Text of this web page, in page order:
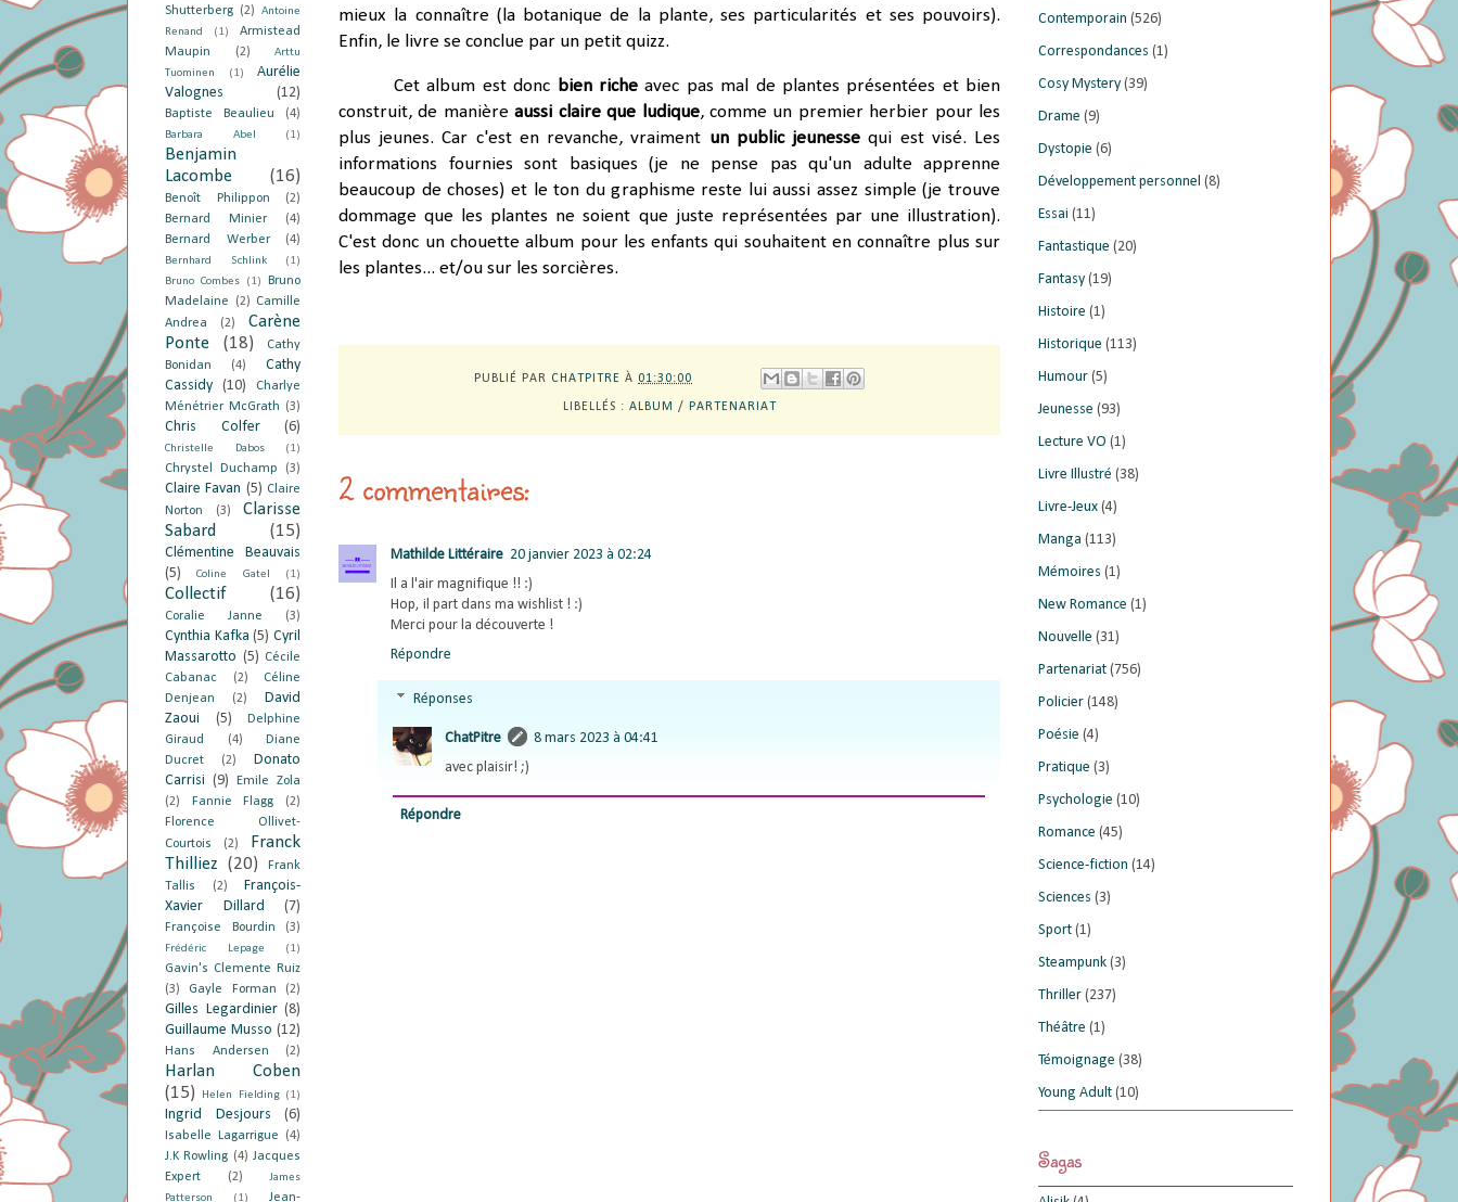
mieux la connaître (la botanique de la plante, ses particularités et ses pouvoirs).
Enfin, le livre se conclue par un petit quizz.
Cet album est donc bien richeavec pas mal de plantes présentées et bien
construit, de manièreaussi claire que ludique, comme un premier herbier pour les
plus jeunes. Car c'est en revanche, vraiment un public jeunessequi est visé. Les
informations fournies sont basiques (je ne pense pas qu'un adulte apprenne
beaucoup de choses) et le ton du graphisme reste lui aussi assez simple (je trouve
dommage que les plantes ne soient que juste représentées par une illustration).
C'est donc un chouette album pour les enfants qui souhaitent en connaître plus sur
les plantes... et/ou sur les sorcières.
PUBLIÉ PAR CHATPITRE À 01:30:00
LIBELLÉS : ALBUM / PARTENARIAT
2 commentaires:
Mathilde Littéraire 20 janvier 2023 à 02:24
Il a l'air magnifique !! :)
Hop, il part dans ma wishlist ! :)
Merci pour la découverte !
Répondre
Réponses
ChatPitre
8 mars 2023 à 04:41
avec plaisir! ;)
Répondre
Shutterberg (2)
Antoine
Renand
(1)
Armistead
Maupin
(2)
Arttu
Tuominen
(1)
Aurélie
Valognes
(12)
Baptiste Beaulieu (4)
Barbara Abel (1)
Benjamin
Lacombe
(16)
Benoît Philippon
(2)
Bernard Minier
(4)
Bernard Werber
(4)
Bernhard Schlink
(1)
Bruno Combes
(1)
Bruno
Madelaine
(2) Camille
Andrea
(2)
Carène
Ponte
(18)
Cathy
Bonidan
(4)
Cathy
Cassidy (10)
Charlye
Ménétrier McGrath (3)
Chris Colfer (6)
Christelle Dabos (1)
Chrystel Duchamp (3)
Claire Favan (5) Claire
Norton
(3)
Clarisse
Sabard
(15)
Clémentine Beauvais
(5)
Coline Gatel (1)
Collectif (16)
Coralie Janne (3)
Cynthia Kafka (5) Cyril
Massarotto (5) Cécile
Cabanac
(2)
Céline
Denjean
(2)
David
Zaoui
(5)
Delphine
Giraud
(4)
Diane
Ducret
(2)
Donato
Carrisi (9)
Emile Zola
(2)
Fannie Flagg
(2)
Florence Ollivet-
Courtois
(2)
Franck
Thilliez (20)
Frank
Tallis
(2)
François-
Xavier Dillard
(7)
Françoise Bourdin (3)
Frédéric Lepage (1)
Gavin's Clemente Ruiz
(3)
Gayle Forman (2)
Gilles Legardinier (8)
Guillaume Musso (12)
Hans Andersen (2)
Harlan Coben
(15)
Helen Fielding (1)
Ingrid Desjours (6)
Isabelle Lagarrigue
(4)
J.K Rowling (4) Jacques
Expert
(2)
James
Patterson
(1) Jean-
Contemporain (526)
Correspondances (1)
Cosy Mystery (39)
Drame (9)
Dystopie (6)
Développement personnel (8)
Essai (11)
Fantastique (20)
Fantasy (19)
Histoire (1)
Historique (113)
Humour (5)
Jeunesse (93)
Lecture VO (1)
Livre Illustré (38)
Livre-Jeux (4)
Manga (113)
Mémoires (1)
New Romance (1)
Nouvelle (31)
Partenariat (756)
Policier (148)
Poésie (4)
Pratique (3)
Psychologie (10)
Romance (45)
Science-fiction (14)
Sciences (3)
Sport (1)
Steampunk (3)
Thriller (237)
Théâtre (1)
Témoignage (38)
Young Adult (10)
Sagas